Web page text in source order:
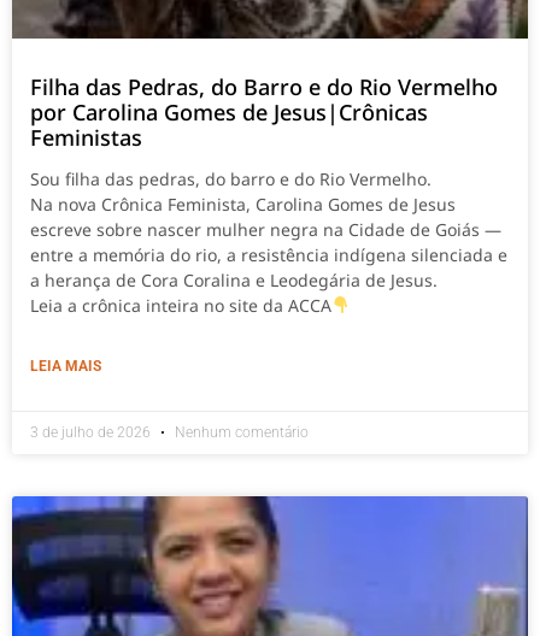
Filha das Pedras, do Barro e do Rio Vermelho
por Carolina Gomes de Jesus|Crônicas
Feministas
Sou filha das pedras, do barro e do Rio Vermelho.
Na nova Crônica Feminista, Carolina Gomes de Jesus
escreve sobre nascer mulher negra na Cidade de Goiás —
entre a memória do rio, a resistência indígena silenciada e
a herança de Cora Coralina e Leodegária de Jesus.
Leia a crônica inteira no site da ACCA
LEIA MAIS
3 de julho de 2026 Nenhum comentário